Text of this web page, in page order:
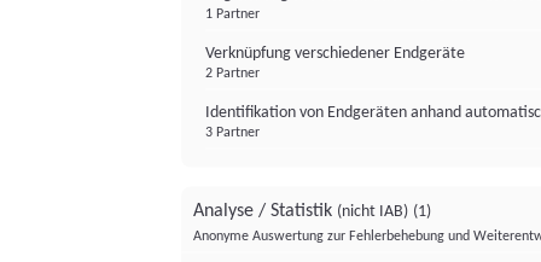
1 Partner
Verknüpfung verschiedener Endgeräte
2 Partner
Identifikation von Endgeräten anhand
3 Partner
Analyse / Statistik (nicht IAB) (1)
Anonyme Auswertung zur Fehlerbehebung und